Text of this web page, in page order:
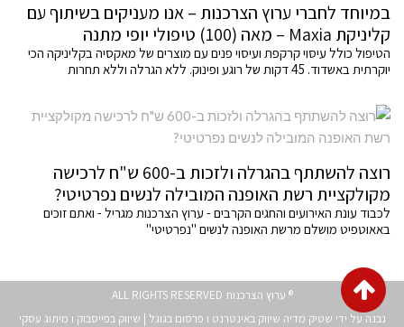
במיוחד לחברי ערוץ הצרכנות – אנו מעניקים בשיתוף עם
קליניקת Maxia – מאה (100) טיפולי יופי מתנה
הטיפול כולל עיסוי קרקפת ועיסוי פנים עם מוצרים של מאקסיה בקליניקה הכי
יוקרתית באשדוד. 45 דקות של רוגע ופינוק. ללא הגרלה וללא תחרות
רוצה להשתתף בהגרלה ולזכות ב-600 ש"ח לרכישה
מקולקציית רשת האופנה המובילה לנשים נפרטיטי?
לכבוד עונת האירועים והחגים הקרבים - ערוץ הצרכנות מגריל - ואתם זוכים
באאוטפיט מושלם מרשת האופנה לנשים "נפרטיטי"
® ערוץ הצרכנות ALL RIGHTS RESERVED
נבנה על ידי שטיק מדיה שיווק באינטרנט ו פרסום בגוגל | שיווק בפייסבוק ו מיתוג עסקי
גלילה
לראש